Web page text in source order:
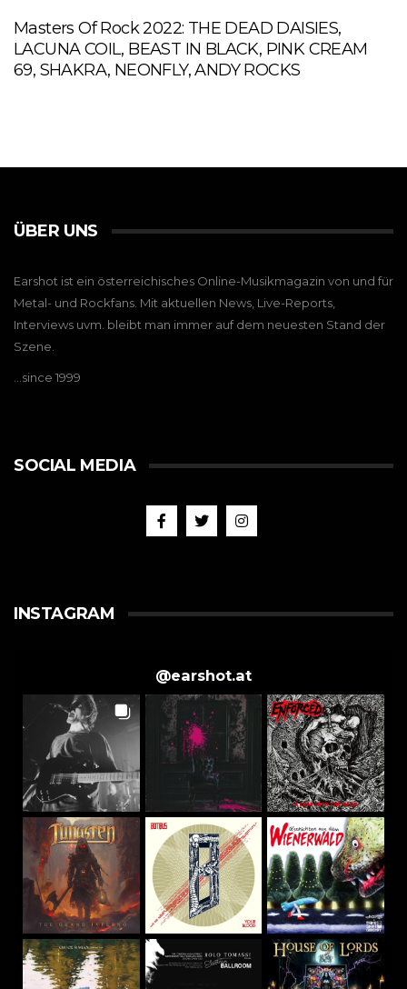
Masters Of Rock 2022: THE DEAD DAISIES,
LACUNA COIL, BEAST IN BLACK, PINK CREAM
69, SHAKRA, NEONFLY, ANDY ROCKS
ÜBER UNS
Earshot ist ein österreichisches Online-Musikmagazin von und für
Metal- und Rockfans. Mit aktuellen News, Live-Reports,
Interviews uvm. bleibt man immer auf dem neuesten Stand der
Szene.
…since 1999
SOCIAL MEDIA
INSTAGRAM
@earshot.at